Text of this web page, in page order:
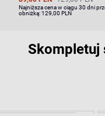
Najniższa cena w ciągu 30 dni
obniżką:129,00 PLN
Skompletuj